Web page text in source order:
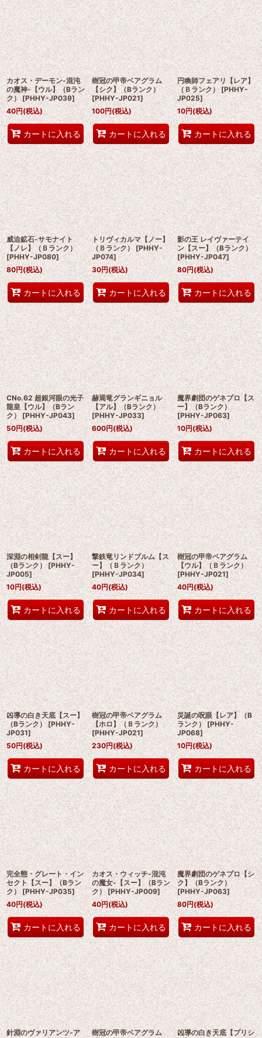
カオス・デーモン-混沌
の魔神-【ウル】（Bラン
ク） [PHHY-JP039]
40円(税込)
カートに入れる
樹冠の甲帝ベアグラム
【シク】（Bランク）
[PHHY-JP021]
100円(税込)
カートに入れる
円喚師フェアリ【レア】
（Ｂランク） [PHHY-
JP025]
10円(税込)
カートに入れる
威迫鉱石-サモナイト
【ノレ】（Ｂランク）
[PHHY-JP080]
80円(税込)
カートに入れる
トリヴィカルマ【ノー】
（Ｂランク） [PHHY-
JP074]
30円(税込)
カートに入れる
影の王 レイヴァーテイ
ン【スー】（Bランク）
[PHHY-JP047]
80円(税込)
カートに入れる
CNo.62 超銀河眼の光子
龍皇【ウル】（Bラン
ク） [PHHY-JP043]
50円(税込)
カートに入れる
赫焉竜グランギニョル
【アル】（Bランク）
[PHHY-JP033]
600円(税込)
カートに入れる
魔界劇団のゲネプロ【ス
ー】（Bランク）
[PHHY-JP063]
10円(税込)
カートに入れる
深淵の相剣龍【スー】
（Bランク） [PHHY-
JP005]
10円(税込)
カートに入れる
撃鉄竜リンドブルム【ス
ー】（Ｂランク）
[PHHY-JP034]
40円(税込)
カートに入れる
樹冠の甲帝ベアグラム
【ウル】（Ｂランク）
[PHHY-JP021]
40円(税込)
カートに入れる
凶導の白き天底【スー】
（Bランク） [PHHY-
JP031]
50円(税込)
カートに入れる
樹冠の甲帝ベアグラム
【ホロ】（Ｂランク）
[PHHY-JP021]
230円(税込)
カートに入れる
災誕の呪眼【レア】（B
ランク） [PHHY-
JP068]
10円(税込)
カートに入れる
完全態・グレート・イン
セクト【スー】（Bラン
ク） [PHHY-JP035]
40円(税込)
カートに入れる
カオス・ウィッチ-混沌
の魔女-【スー】（Bラン
ク） [PHHY-JP009]
40円(税込)
カートに入れる
魔界劇団のゲネプロ【シ
ク】（Bランク）
[PHHY-JP063]
80円(税込)
カートに入れる
針淵のヴァリアンツ-ア
樹冠の甲帝ベアグラム
凶導の白き天底【プリシ